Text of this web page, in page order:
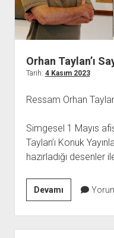
Orhan Taylan’ı
Tarih: 4 Kasım 2023
Ressam Orhan
Simgesel 1 Mayıs
Taylan’ı Konuk
hazırladığı desenler
DevamıOrhan
Taylan’ı
Saygıyla
Anıyoruz